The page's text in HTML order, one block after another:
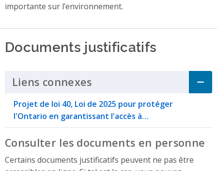
importante sur l’environnement.
Documents justificatifs
Liens connexes Click to Expand
Projet de loi 40, Loi de 2025 pour protéger
l'Ontario en garantissant l'accès à…
Consulter les documents en personne
Certains documents justificatifs peuvent ne pas être